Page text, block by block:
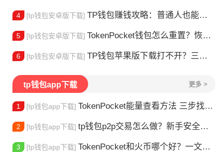
4 [tp钱包安卓版下载] TP钱包赚钱攻略：普通人也能做的几种方式
5 [tp钱包安卓版下载] TokenPocket钱包怎么重置？恢复出厂设置方法详解
6 [tp钱包安卓版下载] TP钱包苹果版下载打不开？三步解决下载问题
tp钱包app下载 更多 >
1 [tp钱包app下载] TokenPocket能量查看方法 三步找到TRX能量余额
2 [tp钱包app下载] tp钱包p2p交易怎么做？新手安全指南
3 [tp钱包app下载] TokenPocket和火币哪个好？一文帮你理清选择